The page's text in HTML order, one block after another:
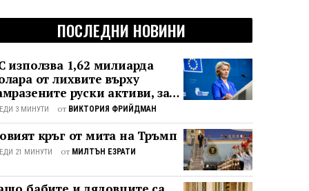
ПОСЛЕДНИ НОВИНИ
използва 1,62 милиарда
от лихвите върху
руски активи, за
подкрепи Украйна
3 МИНУТИ от ВИКТОРИЯ ФРИЙДМАН
кръг от мита на Тръмп
21 МИНУТИ от МИЛТЪН ЕЗРАТИ